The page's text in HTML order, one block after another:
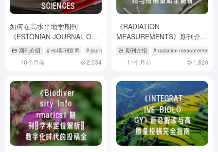
如何在高水平地学期刊
《ESTONIAN JOURNAL OF
EARTH SCIENCES》成功发
期刊介绍 # est期刊官网 # journal of rare earths期刊如何
10个月前 2,034
《RADIATION
MEASUREMENTS》期刊介绍
与投稿策略全解析
期刊介绍 # radiation measurement
11个月前 1,820